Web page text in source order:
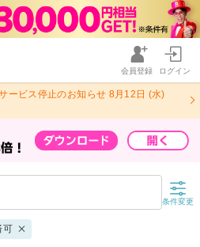
会員登録 ログイン
ービス停止のお知らせ 8月12日 (水)
条件変更
可